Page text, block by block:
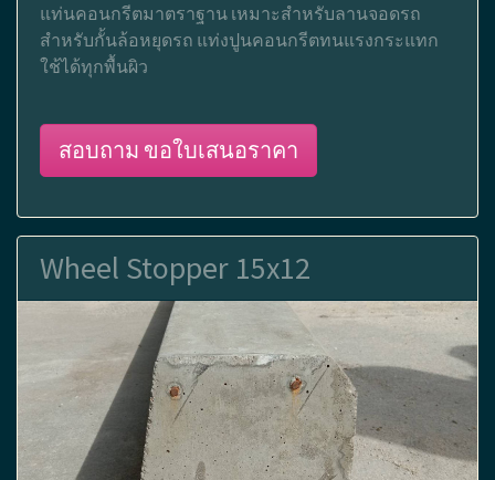
แท่นคอนกรีตมาตราฐาน เหมาะสำหรับลานจอดรถ
สำหรับกั้นล้อหยุดรถ แท่งปูนคอนกรีตทนแรงกระแทก
ใช้ได้ทุกพื้นผิว
สอบถาม ขอใบเสนอราคา
Wheel Stopper 15x12